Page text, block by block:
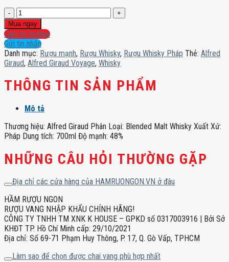
Alfred
Giraud
Voyage
số
lượng
Mua ngay
Liên hệ hotline
Gửi tin nhắn
Danh mục: Rượu mạnh, Rượu Whisky, Rượu Whisky Pháp Thẻ: Alfred
Giraud, Alfred Giraud Voyage, Whisky
THÔNG TIN SẢN PHẨM
Mô tả
Thương hiệu: Alfred Giraud Phân Loại: Blended Malt Whisky Xuất Xứ:
Pháp Dung tích: 700ml Độ mạnh: 48%
NHỮNG CÂU HỎI THƯỜNG GẶP
Địa chỉ các cửa hàng của HAMRUONGON.VN ở đâu
HẦM RƯỢU NGON
RƯỢU VANG NHẬP KHẨU CHÍNH HÃNG!
CÔNG TY TNHH TM XNK K HOUSE – GPKD số 0317003916 | Bởi Sở
KHĐT TP. Hồ Chí Minh cấp: 29/10/2021
Địa chỉ: Số 69-71 Phạm Huy Thông, P. 17, Q. Gò Vấp, TPHCM
Làm sao để chọn được chai vang phù hợp nhất